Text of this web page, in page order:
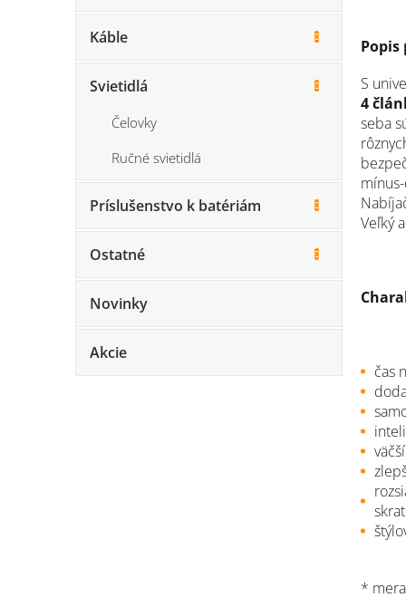
Káble
Svietidlá
Čelovky
Ručné svietidlá
Príslušenstvo k batériám
Ostatné
Novinky
Akcie
S
4
seba
Veľký
čas
v
*